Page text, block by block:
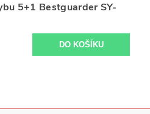
5+1 Bestguarder SY-